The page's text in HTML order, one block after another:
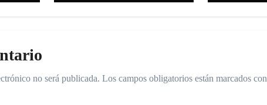
no será publicada. Los campos obligatorios están marcados con